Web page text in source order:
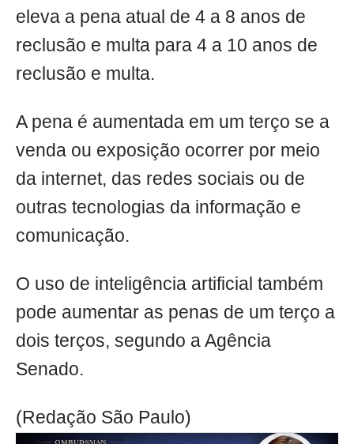
eleva a pena atual de 4 a 8 anos de
reclusão e multa para 4 a 10 anos de
reclusão e multa.
A pena é aumentada em um terço se a
venda ou exposição ocorrer por meio
da internet, das redes sociais ou de
outras tecnologias da informação e
comunicação.
O uso de inteligência artificial também
pode aumentar as penas de um terço a
dois terços, segundo a Agência
Senado.
(Redação São Paulo)